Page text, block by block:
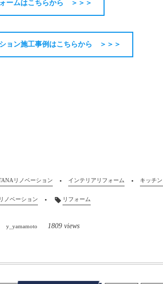
ームはこちらから ＞＞＞
ョン施工事例はこちらから ＞＞＞
リノベーション インテリアリフォーム キッチ
リノベーション リフォーム
y_yamamoto 1809 views